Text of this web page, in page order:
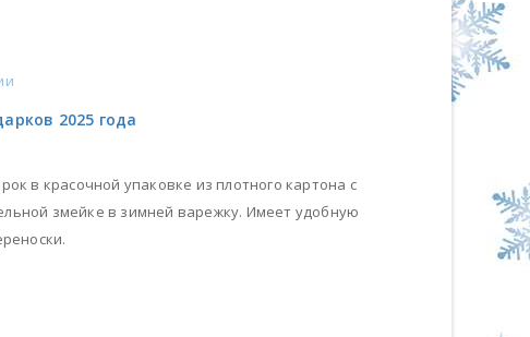
2025 года
в красочной упаковке из плотного картона с
змейке в зимней варежку. Имеет удобную